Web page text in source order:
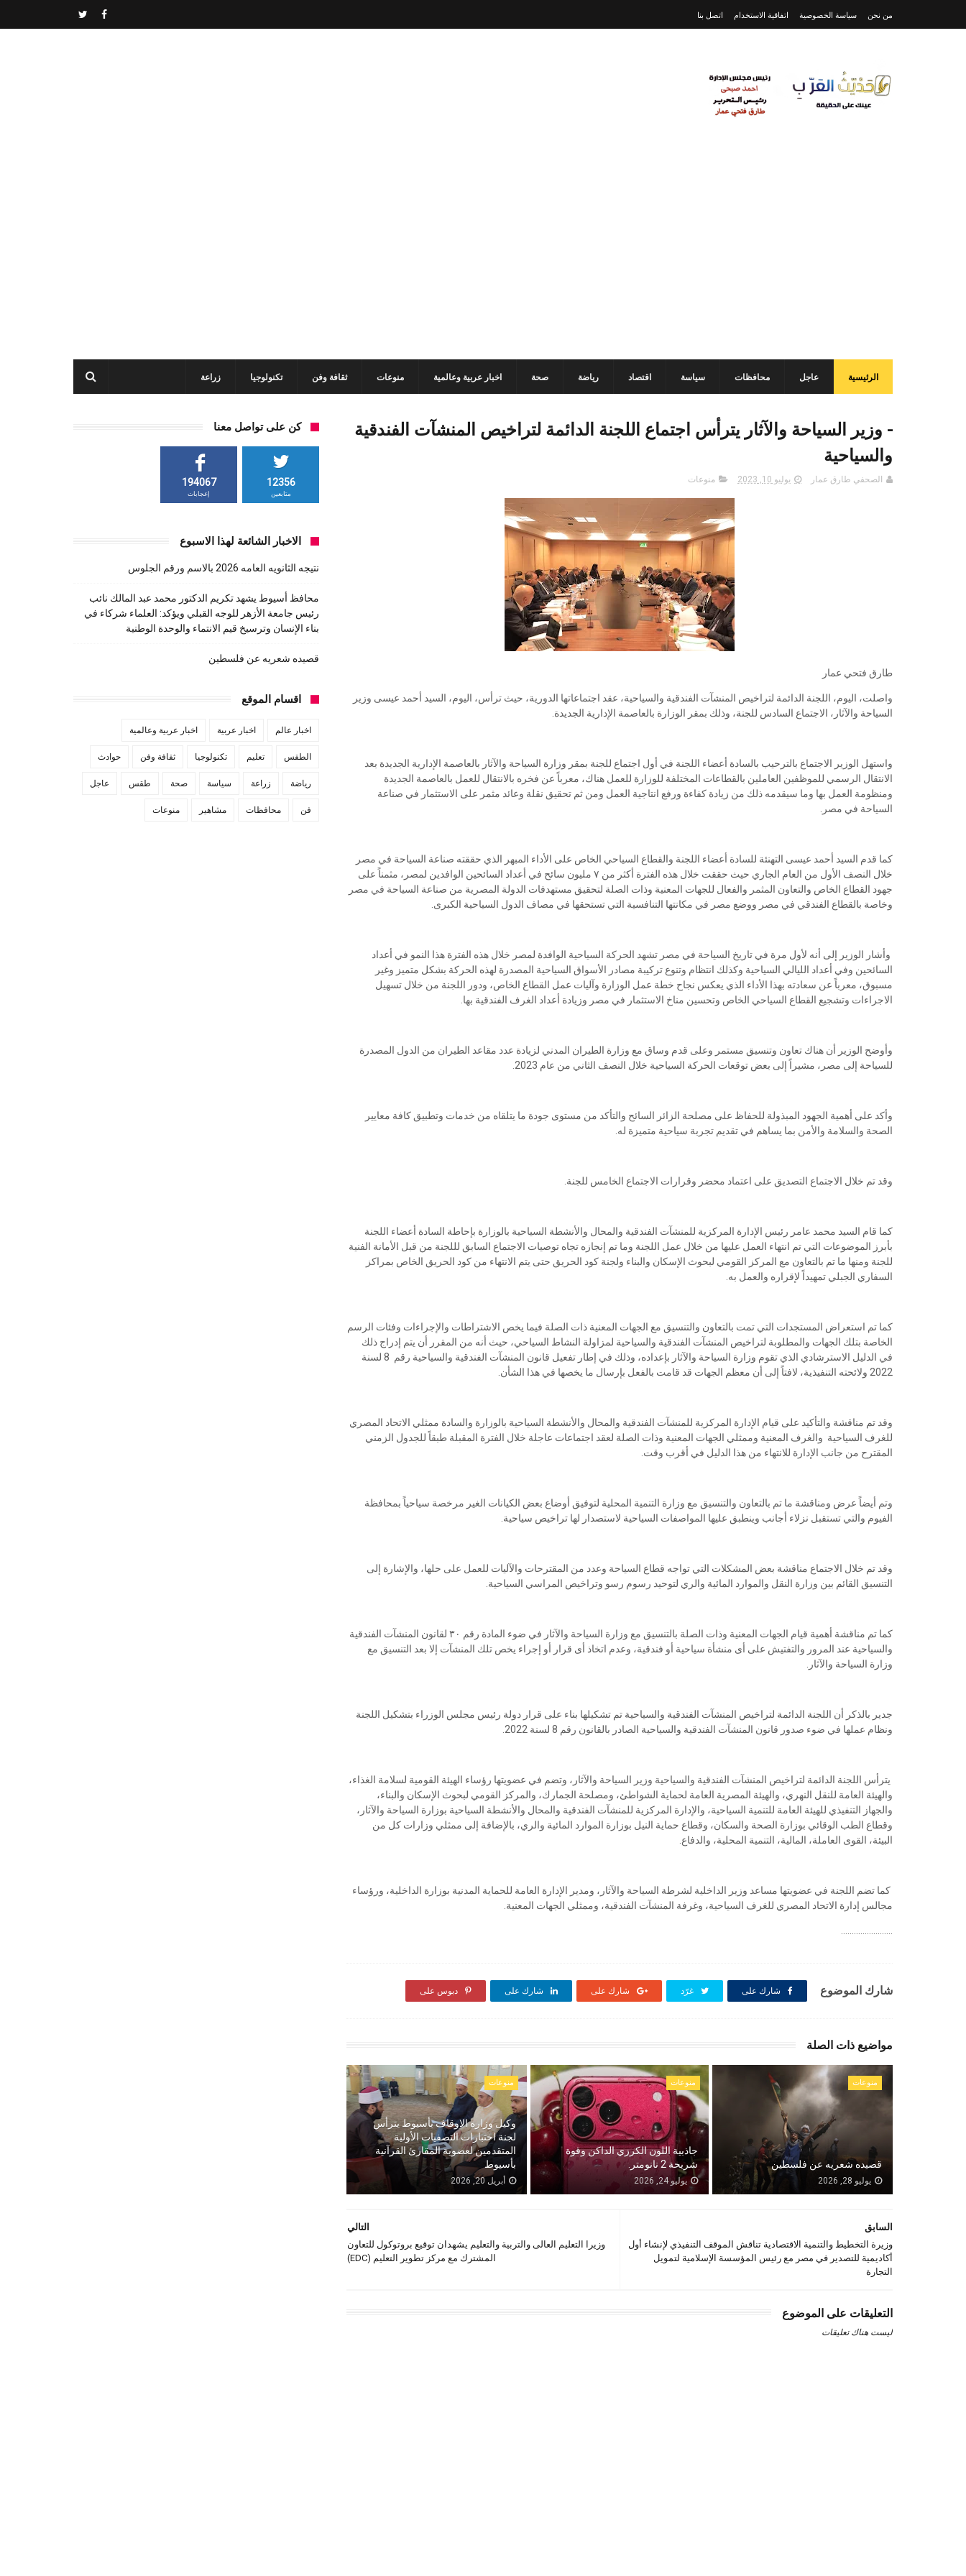
من نحن سياسة الخصوصية اتفاقية الاستخدام اتصل بنا
الرئيسية عاجل محافظات سياسة اقتصاد رياضة صحة اخبار عربية وعالمية منوعات ثقافة وفن تكنولوجيا زراعة
- وزير السياحة والآثار يترأس اجتماع اللجنة الدائمة لتراخيص المنشآت الفندقية
والسياحية
الصحفي طارق عمار يوليو 10, 2023 منوعات
طارق فتحي عمار
واصلت، اليوم، اللجنة الدائمة لتراخيص المنشآت الفندقية والسياحية، عقد اجتماعاتها الدورية، حيث ترأس، اليوم، السيد أحمد عيسى وزير
السياحة والآثار، الاجتماع السادس للجنة، وذلك بمقر الوزارة بالعاصمة الإدارية الجديدة.
واستهل الوزير الاجتماع بالترحيب بالسادة أعضاء اللجنة في أول اجتماع للجنة بمقر وزارة السياحة والآثار بالعاصمة الإدارية الجديدة بعد
الانتقال الرسمي للموظفين العاملين بالقطاعات المختلفة للوزارة للعمل هناك، معرباً عن فخره بالانتقال للعمل بالعاصمة الجديدة
ومنظومة العمل بها وما سيقدمه ذلك من زيادة كفاءة ورفع انتاجية العمل ومن ثم تحقيق نقلة وعائد مثمر على الاستثمار في صناعة
السياحة في مصر.
كما قدم السيد أحمد عيسى التهنئة للسادة أعضاء اللجنة والقطاع السياحي الخاص على الأداء المبهر الذي حققته صناعة السياحة في مصر
خلال النصف الأول من العام الجاري حيث حققت خلال هذه الفترة أكثر من ٧ مليون سائح في أعداد السائحين الوافدين لمصر، مثمناً على
جهود القطاع الخاص والتعاون المثمر والفعال للجهات المعنية وذات الصلة لتحقيق مستهدفات الدولة المصرية من صناعة السياحة في مصر
وخاصة بالقطاع الفندقي في مصر ووضع مصر في مكانتها التنافسية التي تستحقها في مصاف الدول السياحية الكبرى.
وأشار الوزير إلى أنه لأول مرة في تاريخ السياحة في مصر تشهد الحركة السياحية الوافدة لمصر خلال هذه الفترة هذا النمو في أعداد
السائحين وفي أعداد الليالي السياحية وكذلك انتظام وتنوع تركيبة مصادر الأسواق السياحية المصدرة لهذه الحركة بشكل متميز وغير
مسبوق، معرباً عن سعادته بهذا الأداء الذي يعكس نجاح خطة عمل الوزارة وآليات عمل القطاع الخاص، ودور اللجنة من خلال تسهيل
الاجراءات وتشجيع القطاع السياحي الخاص وتحسين مناخ الاستثمار في مصر وزيادة أعداد الغرف الفندقية بها.
وأوضح الوزير أن هناك تعاون وتنسيق مستمر وعلى قدم وساق مع وزارة الطيران المدني لزيادة عدد مقاعد الطيران من الدول المصدرة
للسياحة إلى مصر، مشيراً إلى بعض توقعات الحركة السياحية خلال النصف الثاني من عام 2023.
وأكد على أهمية الجهود المبذولة للحفاظ على مصلحة الزائر السائح والتأكد من مستوى جودة ما يتلقاه من خدمات وتطبيق كافة معايير
الصحة والسلامة والأمن بما يساهم في تقديم تجربة سياحية متميزة له.
وقد تم خلال الاجتماع التصديق على اعتماد محضر وقرارات الاجتماع الخامس للجنة.
كما قام السيد محمد عامر رئيس الإدارة المركزية للمنشآت الفندقية والمحال والأنشطة السياحية بالوزارة بإحاطة السادة أعضاء اللجنة
بأبرز الموضوعات التي تم انتهاء العمل عليها من خلال عمل اللجنة وما تم إنجازه تجاه توصيات الاجتماع السابق لللجنة من قبل الأمانة الفنية
للجنة ومنها ما تم بالتعاون مع المركز القومي لبحوث الإسكان والبناء ولجنة كود الحريق حتى يتم الانتهاء من كود الحريق الخاص بمراكز
السفاري الجبلي تمهيداً لإقراره والعمل به.
كما تم استعراض المستجدات التي تمت بالتعاون والتنسيق مع الجهات المعنية ذات الصلة فيما يخص الاشتراطات والإجراءات وفئات الرسم
الخاصة بتلك الجهات والمطلوبة لتراخيص المنشآت الفندقية والسياحية لمزاولة النشاط السياحي، حيث أنه من المقرر أن يتم إدراج ذلك
في الدليل الاسترشادي الذي تقوم وزارة السياحة والآثار بإعداده، وذلك في إطار تفعيل قانون المنشآت الفندقية والسياحية رقم 8 لسنة
2022 ولائحته التنفيذية، لافتاً إلى أن معظم الجهات قد قامت بالفعل بإرسال ما يخصها في هذا الشأن.
وقد تم مناقشة والتأكيد على قيام الإدارة المركزية للمنشآت الفندقية والمحال والأنشطة السياحية بالوزارة والسادة ممثلي الاتحاد المصري
للغرف السياحية والغرف المعنية وممثلي الجهات المعنية وذات الصلة لعقد اجتماعات عاجلة خلال الفترة المقبلة طبقاً للجدول الزمني
المقترح من جانب الإدارة للانتهاء من هذا الدليل في أقرب وقت.
وتم أيضاً عرض ومناقشة ما تم بالتعاون والتنسيق مع وزارة التنمية المحلية لتوفيق أوضاع بعض الكيانات الغير مرخصة سياحياً بمحافظة
الفيوم والتي تستقبل نزلاء أجانب وينطبق عليها المواصفات السياحية لاستصدار لها تراخيص سياحية.
وقد تم خلال الاجتماع مناقشة بعض المشكلات التي تواجه قطاع السياحة وعدد من المقترحات والآليات للعمل على حلها، والإشارة إلى
التنسيق القائم بين وزارة النقل والموارد المائية والري لتوحيد رسوم رسو وتراخيص المراسي السياحية.
كما تم مناقشة أهمية قيام الجهات المعنية وذات الصلة بالتنسيق مع وزارة السياحة والآثار في ضوء المادة رقم ٣٠ لقانون المنشآت الفندقية
والسياحية عند المرور والتفتيش على أى منشأة سياحية أو فندقية، وعدم اتخاذ أى قرار أو إجراء يخص تلك المنشآت إلا بعد التنسيق مع
وزارة السياحة والآثار.
جدير بالذكر أن اللجنة الدائمة لتراخيص المنشآت الفندقية والسياحية تم تشكيلها بناء على قرار دولة رئيس مجلس الوزراء بتشكيل اللجنة
ونظام عملها في ضوء صدور قانون المنشآت الفندقية والسياحية الصادر بالقانون رقم 8 لسنة 2022.
يترأس اللجنة الدائمة لتراخيص المنشآت الفندقية والسياحية وزير السياحة والآثار، وتضم في عضويتها رؤساء الهيئة القومية لسلامة الغذاء،
والهيئة العامة للنقل النهري، والهيئة المصرية العامة لحماية الشواطئ، ومصلحة الجمارك، والمركز القومي لبحوث الإسكان والبناء،
والجهاز التنفيذي للهيئة العامة للتنمية السياحية، والإدارة المركزية للمنشآت الفندقية والمحال والأنشطة السياحية بوزارة السياحة والآثار،
وقطاع الطب الوقائي بوزارة الصحة والسكان، وقطاع حماية النيل بوزارة الموارد المائية والري، بالإضافة إلى ممثلي وزارات كل من
البيئة، القوى العاملة، المالية، التنمية المحلية، والدفاع.
كما تضم اللجنة في عضويتها مساعد وزير الداخلية لشرطة السياحة والآثار، ومدير الإدارة العامة للحماية المدنية بوزارة الداخلية، ورؤساء
مجالس إدارة الاتحاد المصري للغرف السياحية، وغرفة المنشآت الفندقية، وممثلي الجهات المعنية.
شارك الموضوع شارك على غرّد شارك على شارك على دبوس على
مواضيع ذات الصلة
منوعات
قصيده شعريه عن فلسطين
يوليو 28, 2026
منوعات
جاذبية اللون الكرزي الداكن وقوة
شريحة 2 نانومتر.
يوليو 24, 2026
منوعات
وكيل وزارة الاوقاف بأسيوط يترأس
لجنة اختبارات التصفيات الأولية
المتقدمين لعضوية المقارئ القرآنية
بأسيوط
أبريل 20, 2026
التالي
وزيرا التعليم العالى والتربية والتعليم يشهدان توقيع بروتوكول للتعاون
المشترك مع مركز تطوير التعليم (EDC)
السابق
وزيرة التخطيط والتنمية الاقتصادية تناقش الموقف التنفيذي لإنشاء أول
أكاديمية للتصدير في مصر مع رئيس المؤسسة الإسلامية لتمويل
التجارة
التعليقات على الموضوع
ليست هناك تعليقات
كن على تواصل معنا
12356
متابعين
194067
إعجابات
الاخبار الشائعة لهذا الاسبوع
نتيجه الثانويه العامه 2026 بالاسم ورقم الجلوس
محافظ أسيوط يشهد تكريم الدكتور محمد عبد المالك نائب
رئيس جامعة الأزهر للوجه القبلي ويؤكد: العلماء شركاء في
بناء الإنسان وترسيخ قيم الانتماء والوحدة الوطنية
قصيده شعريه عن فلسطين
اقسام الموقع
اخبار عالم اخبار عربية اخبار عربية وعالمية
الطقس تعليم تكنولوجيا ثقافة وفن حوادث
رياضة زراعة سياسة صحة طقس عاجل
فن محافظات مشاهير منوعات